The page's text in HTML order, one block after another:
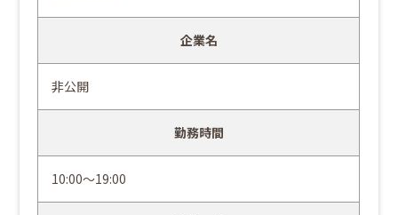
企業名
非公開
勤務時間
10:00～19:00